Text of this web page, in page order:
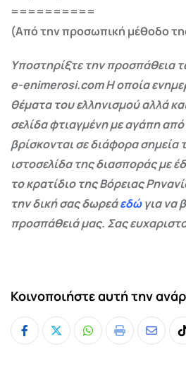
==========
(Από την προσωπική μέθοδο
Υποστηρίξτε την προσπάθεια
e-enimerosi.com Η οποία
θέματα του ελληνισμού αλλά
σελίδα φτιαγμένη με αγάπη
βρίσκονται σε διάφορα
ιστοσελίδα της διασποράς με
το κρατίδιο της Βόρειας
την δική σας δωρεάεδώγια να
προσπάθειά μας. Σας
Κοινοποιήστε αυτή την
Whatsapp
Print
Share